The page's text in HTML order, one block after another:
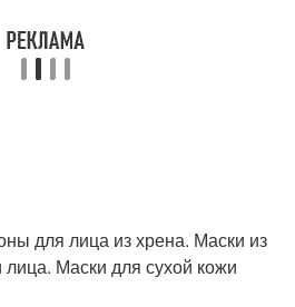
для лица из хрена. Маски из
Маски для сухой кожи